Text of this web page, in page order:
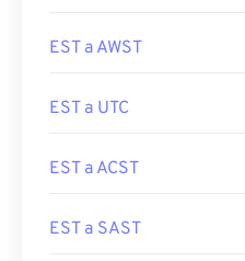
EST a AWST
EST a UTC
EST a ACST
EST a SAST